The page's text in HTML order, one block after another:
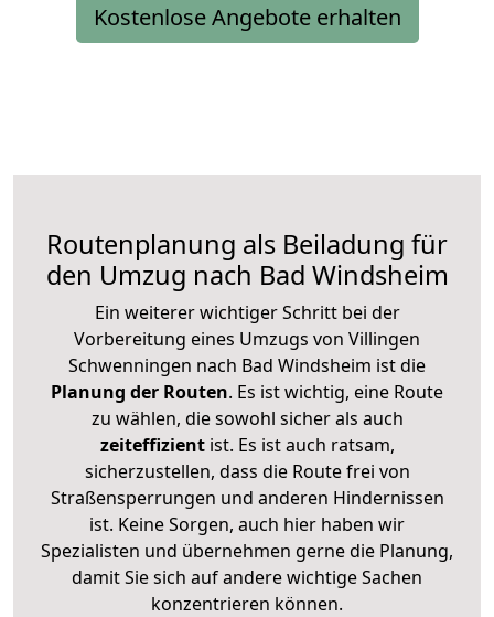
Kostenlose Angebote erhalten
Routenplanung als Beiladung für
den Umzug nach Bad Windsheim
Ein weiterer wichtiger Schritt bei der
Vorbereitung eines Umzugs von Villingen
Schwenningen nach Bad Windsheim ist die
Planung der Routen. Es ist wichtig, eine Route
zu wählen, die sowohl sicher als auch
zeiteffizientist. Es ist auch ratsam,
sicherzustellen, dass die Route frei von
Straßensperrungen und anderen Hindernissen
ist. Keine Sorgen, auch hier haben wir
Spezialisten und übernehmen gerne die Planung,
damit Sie sich auf andere wichtige Sachen
konzentrieren können.